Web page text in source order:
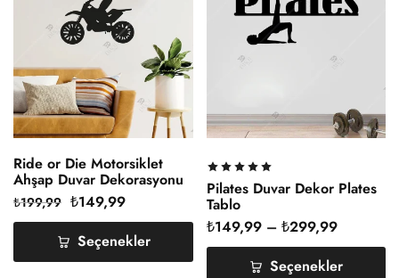
Ride or Die Motorsiklet
Ahşap Duvar Dekorasyonu
₺199,99 ₺149,99
Seçenekler
Pilates Duvar Dekor Plates
Tablo
₺149,99 – ₺299,99
Seçenekler